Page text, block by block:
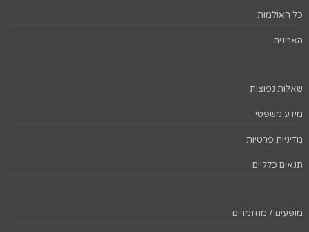
כל האולמות
האמנים
שאלות נפוצות
מידע משפטי
מדיניות פרטיות
תנאים כלליים
מופעים / מחזמרים